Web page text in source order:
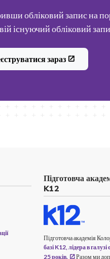
обліковий запис на
існуючий обліковий
зараз
Підготовча
K12
Підготовча академія
базі K12, лідера в
25 років.
Разом ми